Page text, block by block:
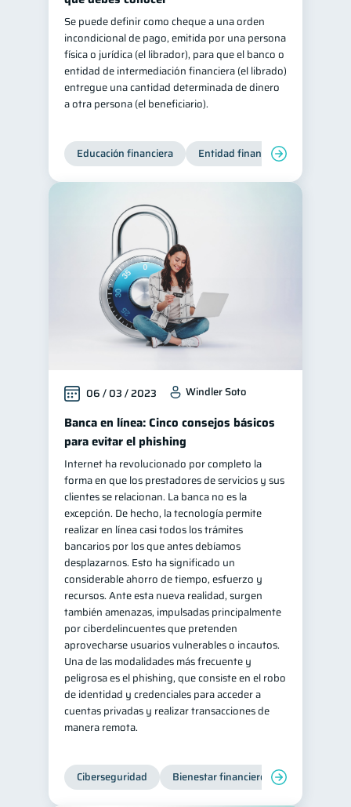
Se puede definir como cheque a una orden
incondicional de pago, emitida por una persona
física o jurídica (el librador), para que el banco o
entidad de intermediación financiera (el librado)
entregue una cantidad determinada de dinero
a otra persona (el beneficiario).
Educación financiera Entidad financiera
06 / 03 / 2023 Windler Soto
Banca en línea: Cinco consejos básicos
para evitar el phishing
Internet ha revolucionado por completo la
forma en que los prestadores de servicios y sus
clientes se relacionan. La banca no es la
excepción. De hecho, la tecnología permite
realizar en línea casi todos los trámites
bancarios por los que antes debíamos
desplazarnos. Esto ha significado un
considerable ahorro de tiempo, esfuerzo y
recursos. Ante esta nueva realidad, surgen
también amenazas, impulsadas principalmente
por ciberdelincuentes que pretenden
aprovecharse usuarios vulnerables o incautos.
Una de las modalidades más frecuente y
peligrosa es el phishing, que consiste en el robo
de identidad y credenciales para acceder a
cuentas privadas y realizar transacciones de
manera remota.
Ciberseguridad Bienestar financiero